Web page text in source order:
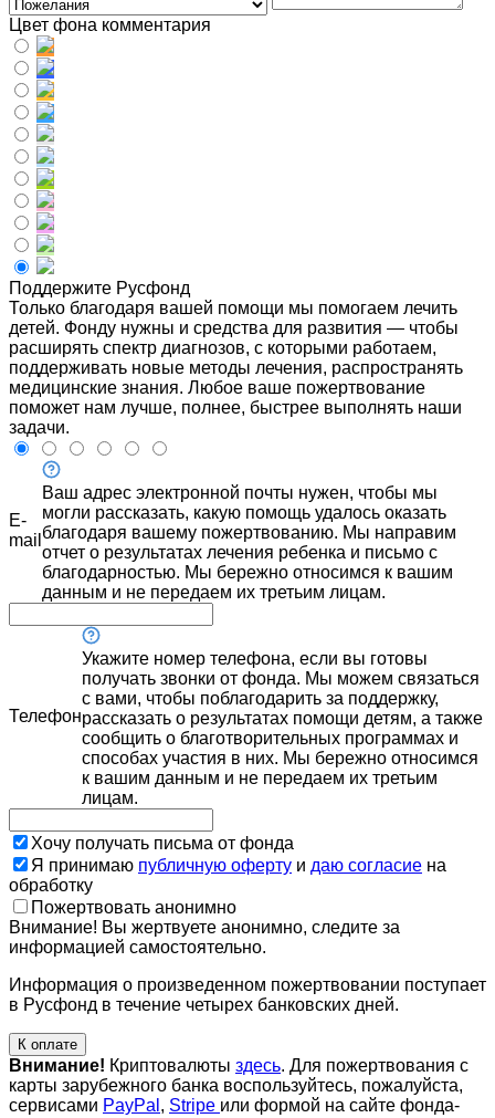
Цвет фона комментария
Поддержите Русфонд
Только благодаря вашей помощи мы помогаем лечить
детей. Фонду нужны и средства для развития — чтобы
расширять спектр диагнозов, с которыми работаем,
поддерживать новые методы лечения, распространять
медицинские знания. Любое ваше пожертвование
поможет нам лучше, полнее, быстрее выполнять наши
задачи.
E-
mail
Ваш адрес электронной почты нужен, чтобы мы
могли рассказать, какую помощь удалось оказать
благодаря вашему пожертвованию. Мы направим
отчет о результатах лечения ребенка и письмо с
благодарностью. Мы бережно относимся к вашим
данным и не передаем их третьим лицам.
Телефон
Укажите номер телефона, если вы готовы
получать звонки от фонда. Мы можем связаться
с вами, чтобы поблагодарить за поддержку,
рассказать о результатах помощи детям, а также
сообщить о благотворительных программах и
способах участия в них. Мы бережно относимся
к вашим данным и не передаем их третьим
лицам.
Хочу получать письма от фонда
Я принимаю публичную оферту и даю согласие на
обработку
Пожертвовать анонимно
Внимание! Вы жертвуете анонимно, следите за
информацией самостоятельно.
Информация о произведенном пожертвовании поступает
в Русфонд в течение четырех банковских дней.
К оплате
Внимание! Криптовалюты здесь. Для пожертвования с
карты зарубежного банка воспользуйтесь, пожалуйста,
сервисами PayPal , Stripe или формой на сайте фонда-